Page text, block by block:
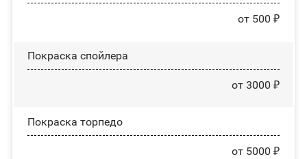
от 500 ₽
Покраска спойлера
от 3000 ₽
Покраска торпедо
от 5000 ₽